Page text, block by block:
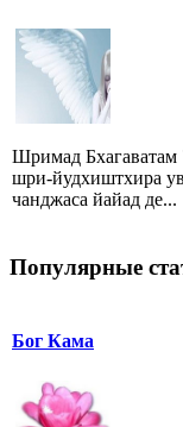
Шримад Бхагаватам
шри-йудхиштхира
чанджаса йайад де...
Популярные
Бог Кама